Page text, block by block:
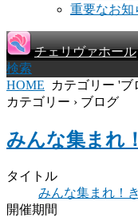
重要なお知
チェリヴァホール
検索
HOME
カテゴリー 'ブ
カテゴリー › ブログ
みんな集まれ
タイトル
みんな集まれ！
開催期間